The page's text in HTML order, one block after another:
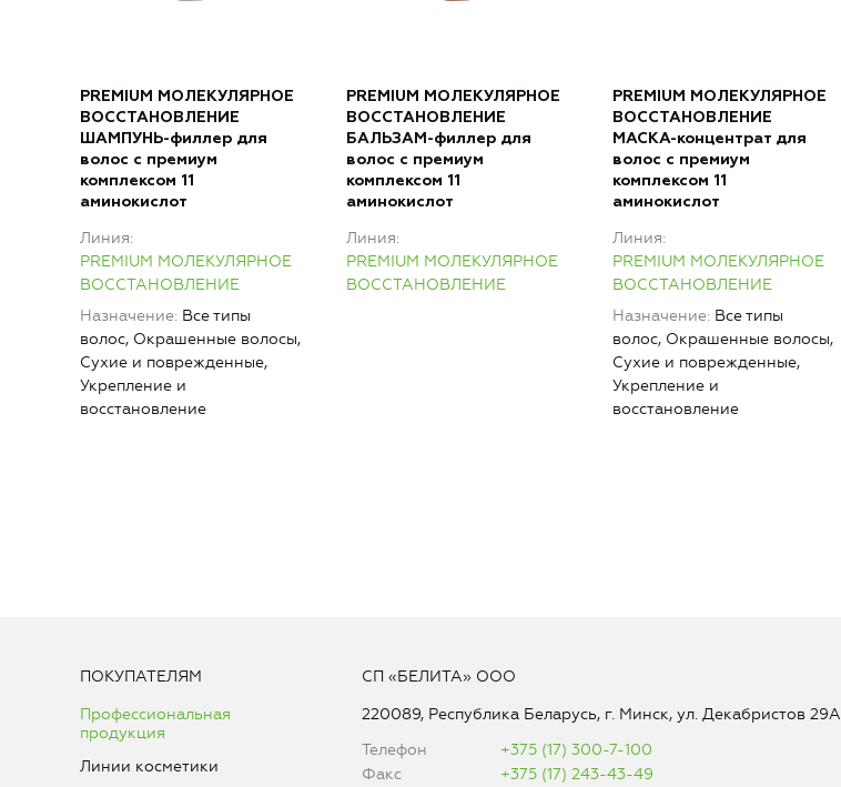
PREMIUM МОЛЕКУЛЯРНОЕ
ВОССТАНОВЛЕНИЕ
ШАМПУНЬ-филлер для
волос с премиум
комплексом 11
аминокислот
Линия
PREMIUM МОЛЕКУЛЯРНОЕ
ВОССТАНОВЛЕНИЕ
Назначение Все типы
волос, Окрашенные волосы,
Сухие и поврежденные,
Укрепление и
восстановление
PREMIUM МОЛЕКУЛЯРНОЕ
ВОССТАНОВЛЕНИЕ
БАЛЬЗАМ-филлер для
волос с премиум
комплексом 11
аминокислот
Линия
PREMIUM МОЛЕКУЛЯРНОЕ
ВОССТАНОВЛЕНИЕ
PREMIUM МОЛЕКУЛЯРНОЕ
ВОССТАНОВЛЕНИЕ
МАСКА-концентрат для
волос с премиум
комплексом 11
аминокислот
Линия
PREMIUM МОЛЕКУЛЯРНОЕ
ВОССТАНОВЛЕНИЕ
Назначение Все типы
волос, Окрашенные волосы,
Сухие и поврежденные,
Укрепление и
восстановление
ПОКУПАТЕЛЯМ
Профессиональная
продукция
Линии косметики
СП «БЕЛИТА» ООО
220089, Республика Беларусь, г. Минск, ул. Декабристов 29А
Телефон
+375 (17) 300-7-100
Факс
+375 (17) 243-43-49